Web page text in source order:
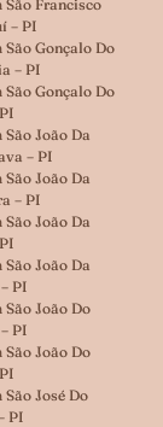
São Francisco
– PI
São Gonçalo Do
– PI
São Gonçalo Do
São João Da
– PI
São João Da
– PI
São João Da
São João Da
PI
São João Do
PI
São João Do
São José Do
PI